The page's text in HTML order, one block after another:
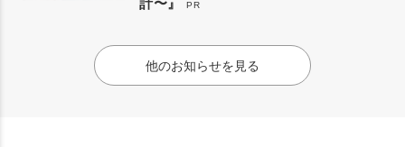
計〜』
PR
他のお知らせを見る